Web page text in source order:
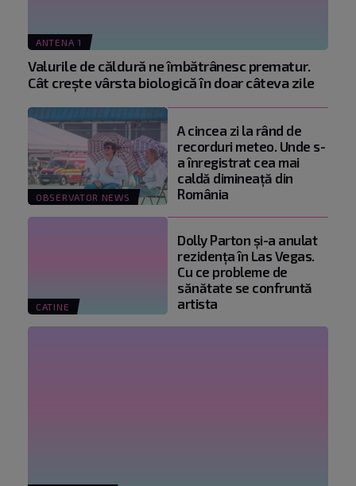
ANTENA 1
Valurile de căldură ne îmbătrânesc prematur.
Cât crește vârsta biologică în doar câteva zile
OBSERVATOR NEWS
A cincea zi la rând de
recorduri meteo. Unde s-
a înregistrat cea mai
caldă dimineață din
România
CATINE
Dolly Parton și-a anulat
rezidența în Las Vegas.
Cu ce probleme de
sănătate se confruntă
artista